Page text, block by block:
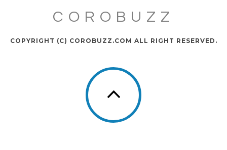
COROBUZZ
COPYRIGHT (C) COROBUZZ.COM ALL RIGHT RESERVED.